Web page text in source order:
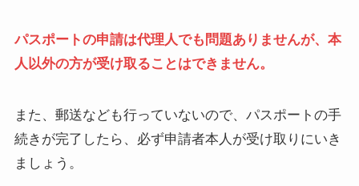
パスポートの申請は代理人でも問題ありませんが、本
人以外の方が受け取ることはできません。
また、郵送なども行っていないので、パスポートの手
続きが完了したら、必ず申請者本人が受け取りにいき
ましょう。